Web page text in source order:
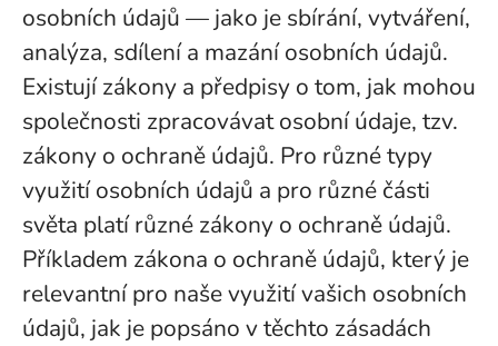
osobních údajů — jako je sbírání, vytváření,
analýza, sdílení a mazání osobních údajů.
Existují zákony a předpisy o tom, jak mohou
společnosti zpracovávat osobní údaje, tzv.
zákony o ochraně údajů. Pro různé typy
využití osobních údajů a pro různé části
světa platí různé zákony o ochraně údajů.
Příkladem zákona o ochraně údajů, který je
relevantní pro naše využití vašich osobních
údajů, jak je popsáno v těchto zásadách